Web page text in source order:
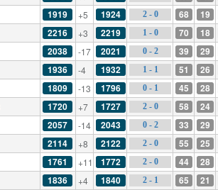
1919 +5 1924 2 - 0 68 19
2216 +3 2219 1 - 0 70 18
2038 -17 2021 0 - 2 39 29
1936 -4 1932 1 - 1 51 26
1809 -13 1796 0 - 1 45 28
1720 +7 1727 2 - 0 58 24
2057 -14 2043 0 - 2 33 29
2114 +8 2122 2 - 0 55 25
1761 +11 1772 2 - 0 44 28
1836 +4 1840 2 - 1 65 21